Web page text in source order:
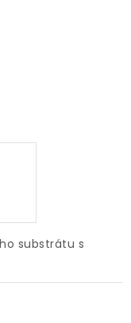
O nás
substrátu s